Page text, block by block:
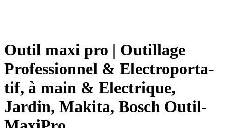
Outil maxi pro | Outillage
Profes­sion­nel & Electropor­ta­
tif, à main & Electrique,
Jardin, Makita, Bosch Outil­